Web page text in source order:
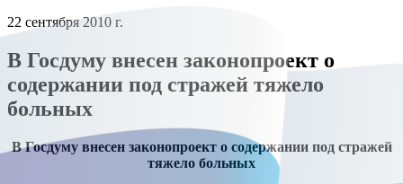
22 сентября 2010 г.
В Госдуму внесен законопроект о
содержании под стражей тяжело
больных
В Госдуму внесен законопроект о содержании под стражей
тяжело больных